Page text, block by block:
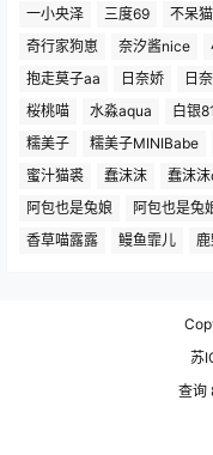
一小央泽
三度69 不呆猫
奇行家狗崽
奈汐酱nice
抱走莫子aa
日奈娇 日
桜桃喵
水淼aqua 白银81
糯美子
糯美子MINIBabe
蜜汁猫裘
蠢沫沫 蠢沫
阿包也是兔娘
阿包也是兔
香草喵露露
鳗鱼霏儿
苏
查询